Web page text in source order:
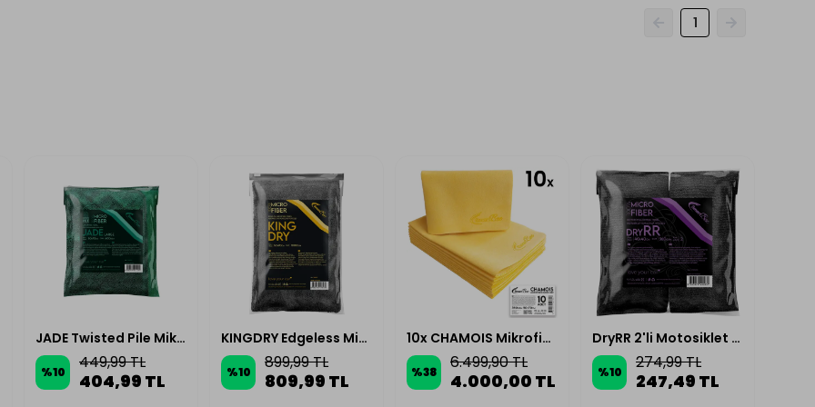
1
JADE Twisted Pile Mikrofiber Oto Kurulama Havlusu 50×70cm 600GSM – Koyu Yeşil
%10 449,99 TL
404,99 TL
KINGDRY Edgeless Mikrofiber Oto Kurulama Havlusu 60×90 1000gsm – Antrasit
%10 899,99 TL
809,99 TL
10x CHAMOIS Mikrofiber Güderi Oto Kurulama Bezi 50x70cm 350GSM
%38 6.499,90 TL
4.000,00 TL
DryRR 2'li Motosiklet Kurulama Havlusu 40x40cm 360GSM - Siyah
%10 274,99 TL
247,49 TL